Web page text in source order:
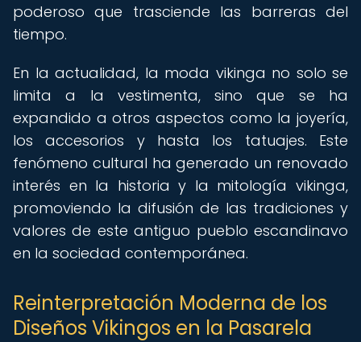
poderoso que trasciende las barreras del
tiempo.
En la actualidad, la moda vikinga no solo se
limita a la vestimenta, sino que se ha
expandido a otros aspectos como la joyería,
los accesorios y hasta los tatuajes. Este
fenómeno cultural ha generado un renovado
interés en la historia y la mitología vikinga,
promoviendo la difusión de las tradiciones y
valores de este antiguo pueblo escandinavo
en la sociedad contemporánea.
Reinterpretación Moderna de los
Diseños Vikingos en la Pasarela